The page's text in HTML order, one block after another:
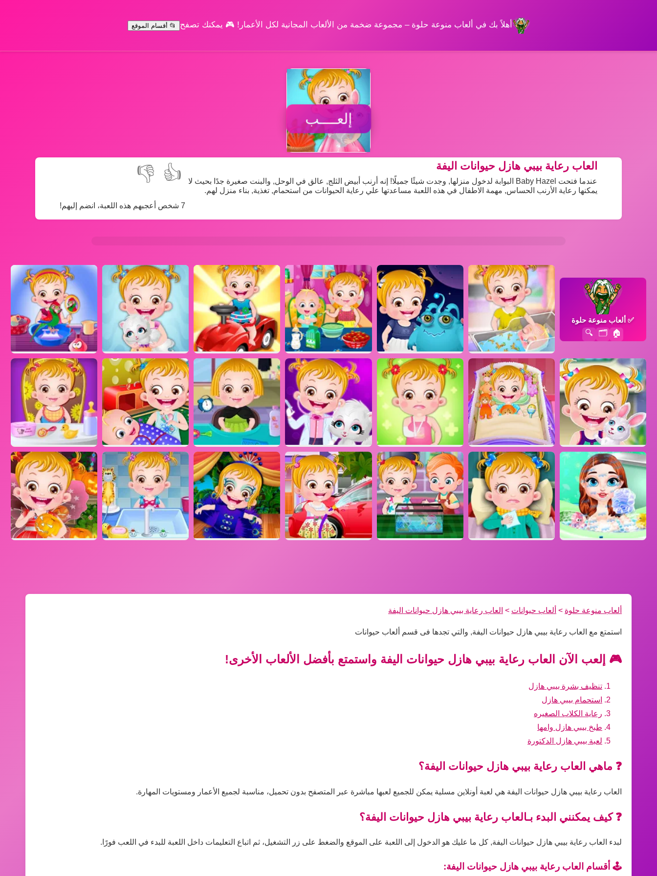
أهلاً بك في ألعاب منوعة حلوة – مجموعة ضخمة من الألعاب المجانية لكل الأعمار! 🎮 يمكنك تصفح 📂 أقسام الموقع
إلعــــب
👍
👎
7 شخص أعجبهم هذه اللعبة، انضم إليهم!
العاب رعاية بيبي هازل حيوانات اليفة
عندما فتحت Baby Hazel البوابة لدخول منزلها, وجدت شيئًا جميلًا! إنه أرنب أبيض الثلج, عالق في الوحل, والبنت صغيرة جدًا بحيث لا
يمكنها رعاية الأرنب الحساس, مهمة الاطفال في هذه اللعبة مساعدتها علي رعاية الحيوانات من استحمام, تغذية, بناء منزل لهم.
✅ألعاب منوعة حلوة
🏠
🗂️
🔍
ألعاب منوعة حلوة > ألعاب حيوانات > العاب رعاية بيبي هازل حيوانات اليفة
استمتع مع العاب رعاية بيبي هازل حيوانات اليفة, والتي تجدها فى قسم ألعاب حيوانات
🎮 إلعب الآن العاب رعاية بيبي هازل حيوانات اليفة واستمتع بأفضل الألعاب الأخرى!
تنظيف بشرة بيبي هازل
استحمام بيبي هازل
رعاية الكلاب الصغيره
طبخ بيبي هازل وامها
لعبة بيبي هازل الدكتورة
❓ ماهي العاب رعاية بيبي هازل حيوانات اليفة؟
العاب رعاية بيبي هازل حيوانات اليفة هي لعبة أونلاين مسلية يمكن للجميع لعبها مباشرة عبر المتصفح بدون تحميل، مناسبة لجميع الأعمار ومستويات المهارة.
❓ كيف يمكنني البدء بـالعاب رعاية بيبي هازل حيوانات اليفة؟
لبدء العاب رعاية بيبي هازل حيوانات اليفة, كل ما عليك هو الدخول إلى اللعبة على الموقع والضغط على زر التشغيل، ثم اتباع التعليمات داخل اللعبة للبدء في اللعب فورًا.
🕹️ أقسام العاب رعاية بيبي هازل حيوانات اليفة: